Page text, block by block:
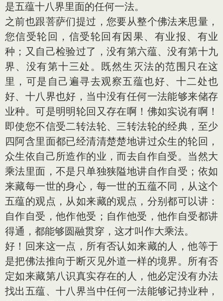
是五蕴十八界里面的任何一法。
之前也跟菩萨们提过，您要从整个佛法来思量，
您信受轮回，信受轮回有因果、有业报、有业
种；又自己检验过了，没有第六蕴、没有第十九
界、没有第十三处。既然生灭法的范围只在这
里，可是自己遍寻去观察五蕴也好、十二处也
好、十八界也好，当中没有任何一法能够来储存
业种。可是明明轮回又存在啊！佛如实说有啊！
即使您不信受二转法轮、三转法轮的经典，至少
四阿含里面都已经清清楚楚地讲过众生的轮回，
众生依自己所造作的业，而去自作自受。当然大
乘法里面，不是只单独狭隘地讲自作自受；依如
来藏每一世的身心，每一世的五蕴不同，从这个
五蕴的观点，从如来藏的观点，分别都可以讲：
自作自受，他作他受；自作他受，他作自受都讲
得通，都能够圆融贯穿，这才叫作大乘法。
好！回来这一点，所有否认如来藏的人，他等于
是把佛法推向于断灭见外道一样的境界。所有否
定如来藏第八识真实存在的人，他必定没有办法
找出五蕴、十八界当中任何一法能够记持业种，